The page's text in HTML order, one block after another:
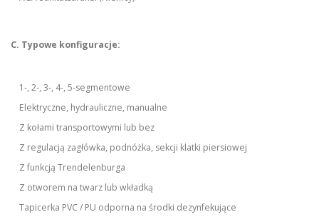
C. Typowe konfiguracje:
1-, 2-, 3-, 4-, 5-segmentowe
Elektryczne, hydrauliczne, manualne
Z kołami transportowymi lub bez
Z regulacją zagłówka, podnóżka, sekcji klatki piersiowej
Z funkcją Trendelenburga
Z otworem na twarz lub wkładką
Tapicerka PVC / PU odporna na środki dezynfekujące